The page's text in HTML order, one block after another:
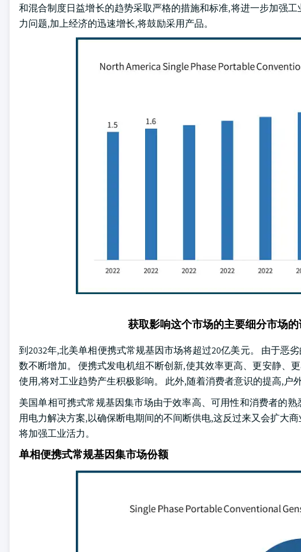
和混合制度日益增长的趋势采取严格的措施和标准,将进一步加强
力问题,加上经济的迅速增长,将鼓励采用产品。
获取影响这个市场的主要细分市场
到2032年,北美单相便携式常规基因市场将超过20亿美元。 由于恶
数不断增加。 便携式发电机组不断创新,使其效率更高、更安静、
使用,将对工业趋势产生积极影响。 此外,随着消费者意识的提高,户
美国单相可携式常规基因集市场由于效率高、可用性和消费者的
用电力解决方案,以确保断电期间的不间断供电,这反过来又会扩大
将加强工业活力。
单相便携式常规基因集市场份额